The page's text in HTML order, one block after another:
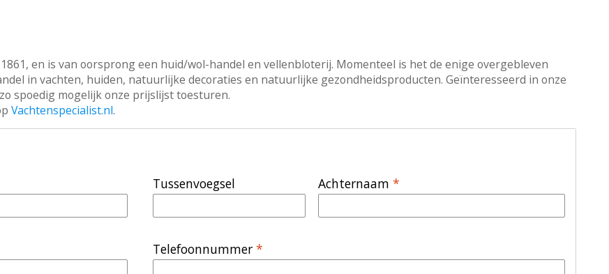
en is van oorsprong een huid/wol-handel en vellenbloterij. Momenteel is het de enige overgebleven
in vachten, huiden, natuurlijke decoraties en natuurlijke gezondheidsproducten. Geïnteresseerd in onze
spoedig mogelijk onze prijslijst toesturen.
Vachtenspecialist.nl.
Tussenvoegsel Achternaam *
Telefoonnummer*